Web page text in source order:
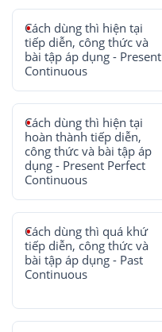
Cách dùng thì hiện tại
tiếp diễn, công thức và
bài tập áp dụng - Present
Continuous
Cách dùng thì hiện tại
hoàn thành tiếp diễn,
công thức và bài tập áp
dụng - Present Perfect
Continuous
Cách dùng thì quá khứ
tiếp diễn, công thức và
bài tập áp dụng - Past
Continuous